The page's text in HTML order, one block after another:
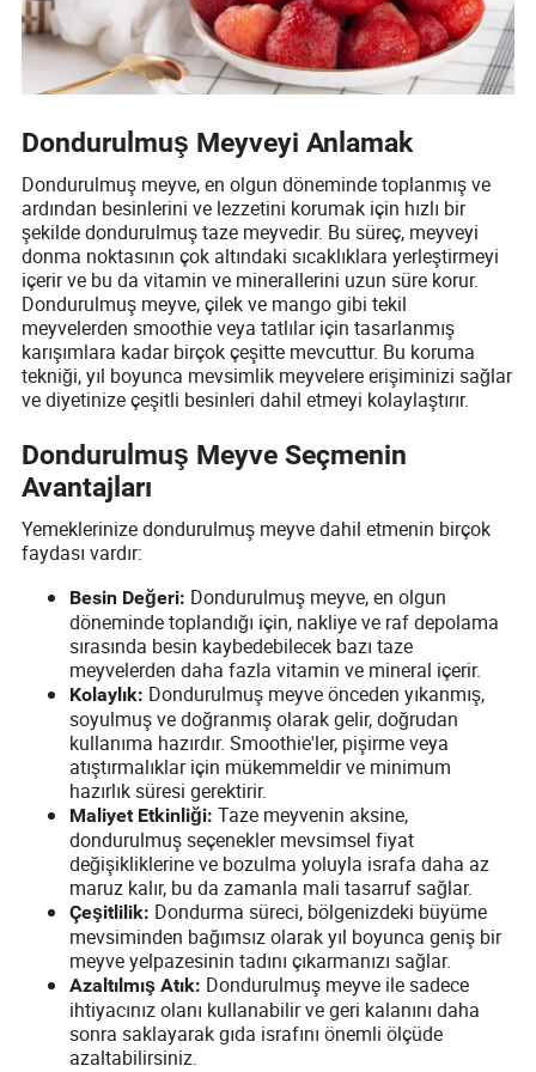
Dondurulmuş Meyveyi Anlamak
Dondurulmuş meyve, en olgun döneminde toplanmış ve
ardından besinlerini ve lezzetini korumak için hızlı bir
şekilde dondurulmuş taze meyvedir. Bu süreç, meyveyi
donma noktasının çok altındaki sıcaklıklara yerleştirmeyi
içerir ve bu da vitamin ve minerallerini uzun süre korur.
Dondurulmuş meyve, çilek ve mango gibi tekil
meyvelerden smoothie veya tatlılar için tasarlanmış
karışımlara kadar birçok çeşitte mevcuttur. Bu koruma
tekniği, yıl boyunca mevsimlik meyvelere erişiminizi sağlar
ve diyetinize çeşitli besinleri dahil etmeyi kolaylaştırır.
Dondurulmuş Meyve Seçmenin
Avantajları
Yemeklerinize dondurulmuş meyve dahil etmenin birçok
faydası vardır:
Besin Değeri: Dondurulmuş meyve, en olgun
döneminde toplandığı için, nakliye ve raf depolama
sırasında besin kaybedebilecek bazı taze
meyvelerden daha fazla vitamin ve mineral içerir.
Kolaylık: Dondurulmuş meyve önceden yıkanmış,
soyulmuş ve doğranmış olarak gelir, doğrudan
kullanıma hazırdır. Smoothie'ler, pişirme veya
atıştırmalıklar için mükemmeldir ve minimum
hazırlık süresi gerektirir.
Maliyet Etkinliği: Taze meyvenin aksine,
dondurulmuş seçenekler mevsimsel fiyat
değişikliklerine ve bozulma yoluyla israfa daha az
maruz kalır, bu da zamanla mali tasarruf sağlar.
Çeşitlilik: Dondurma süreci, bölgenizdeki büyüme
mevsiminden bağımsız olarak yıl boyunca geniş bir
meyve yelpazesinin tadını çıkarmanızı sağlar.
Azaltılmış Atık: Dondurulmuş meyve ile sadece
ihtiyacınız olanı kullanabilir ve geri kalanını daha
sonra saklayarak gıda israfını önemli ölçüde
azaltabilirsiniz.